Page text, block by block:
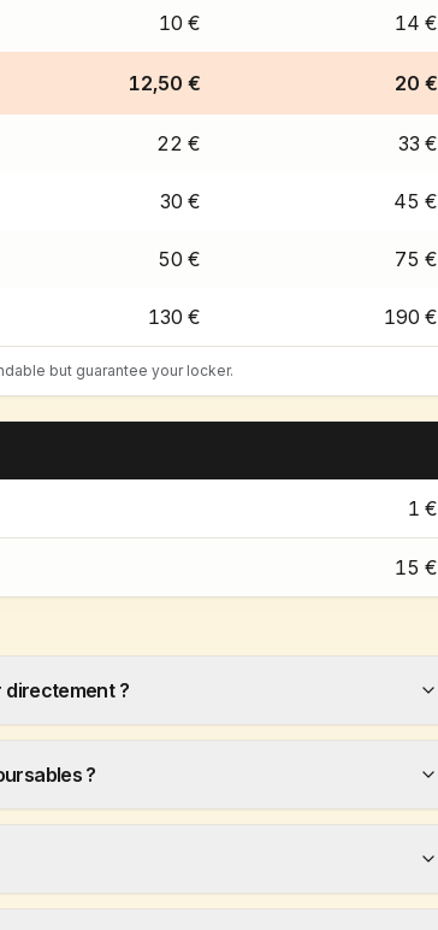
10 € 14 €
12,50 € 20 €
22 € 33 €
30 € 45 €
50 € 75 €
130 € 190 €
but guarantee your locker.
1 €
15 €
directement ?
?